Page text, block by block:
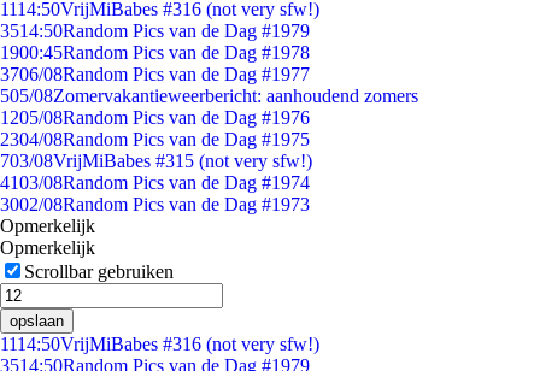
1114:50VrijMiBabes #316 (not very sfw!)
3514:50Random Pics van de Dag #1979
1900:45Random Pics van de Dag #1978
3706/08Random Pics van de Dag #1977
505/08Zomervakantieweerbericht: aanhoudend zomers
1205/08Random Pics van de Dag #1976
2304/08Random Pics van de Dag #1975
703/08VrijMiBabes #315 (not very sfw!)
4103/08Random Pics van de Dag #1974
3002/08Random Pics van de Dag #1973
Opmerkelijk
Opmerkelijk
Scrollbar gebruiken
opslaan
1114:50VrijMiBabes #316 (not very sfw!)
3514:50Random Pics van de Dag #1979